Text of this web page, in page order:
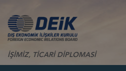
İŞİMİZ, TİCARİ DİPLOMASİ